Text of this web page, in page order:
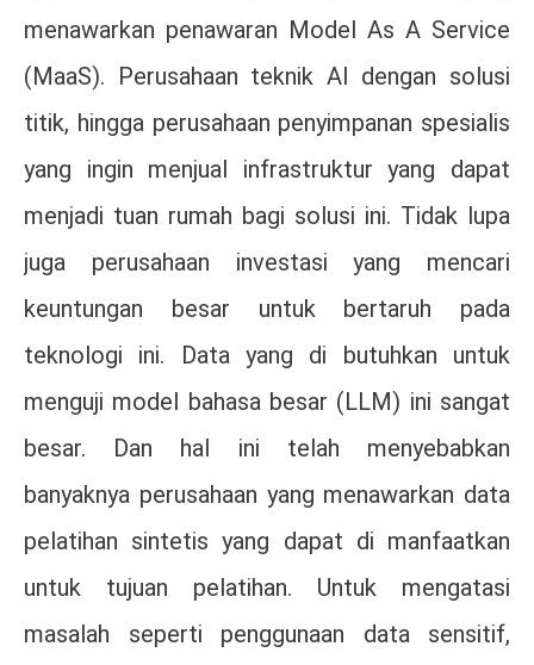
menawarkan penawaran Model As A Service
(MaaS). Perusahaan teknik AI dengan solusi
titik, hingga perusahaan penyimpanan spesialis
yang ingin menjual infrastruktur yang dapat
menjadi tuan rumah bagi solusi ini. Tidak lupa
juga perusahaan investasi yang mencari
keuntungan besar untuk bertaruh pada
teknologi ini. Data yang di butuhkan untuk
menguji model bahasa besar (LLM) ini sangat
besar. Dan hal ini telah menyebabkan
banyaknya perusahaan yang menawarkan data
pelatihan sintetis yang dapat di manfaatkan
untuk tujuan pelatihan. Untuk mengatasi
masalah seperti penggunaan data sensitif,